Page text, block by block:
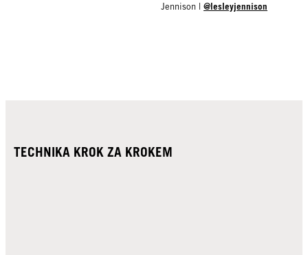
Jennison | @lesleyjennison
TECHNIKA KROK ZA KROKEM